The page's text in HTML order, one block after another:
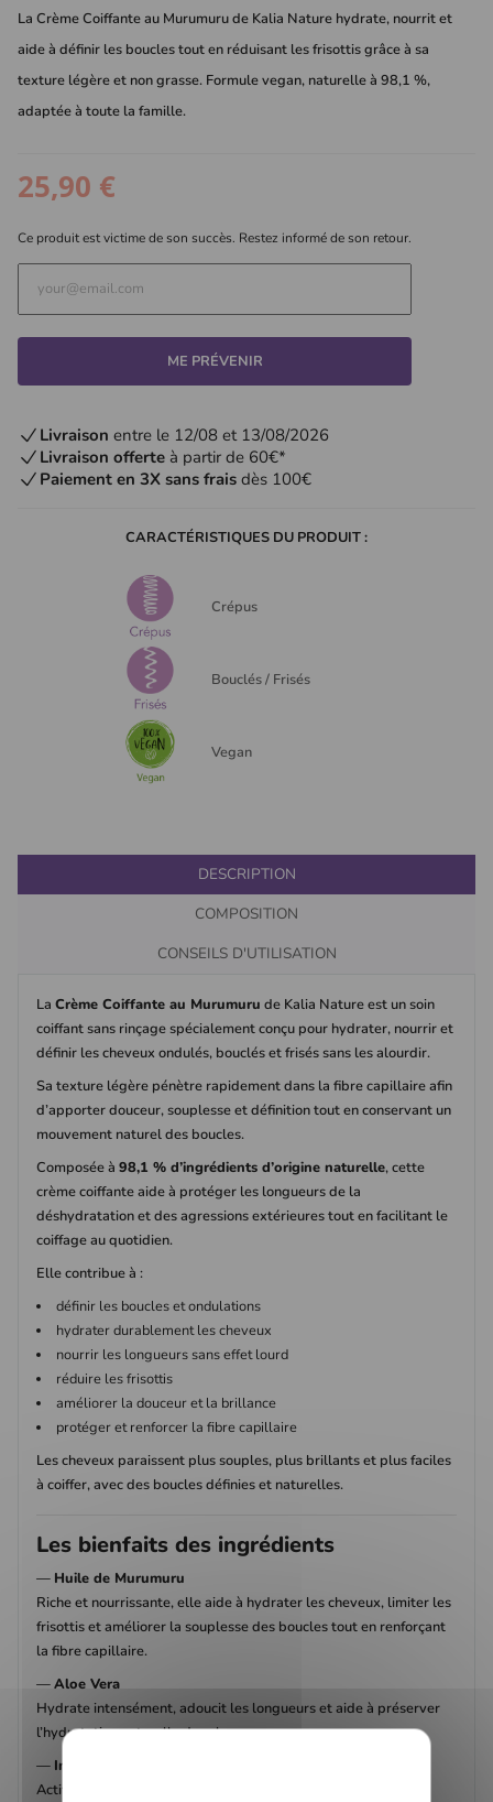
La Crème Coiffante au Murumuru de Kalia Nature hydrate, nourrit et
aide à définir les boucles tout en réduisant les frisottis grâce à sa
texture légère et non grasse. Formule vegan, naturelle à 98,1 %,
adaptée à toute la famille.
25,90 €
Ce produit est victime de son succès. Restez informé de son retour.
ME PRÉVENIR
Livraison entre le 12/08 et 13/08/2026
Livraison offerte à partir de 60€*
Paiement en 3X sans frais dès 100€
CARACTÉRISTIQUES DU PRODUIT :
Crépus
Bouclés / Frisés
Vegan
DESCRIPTION
COMPOSITION
CONSEILS D'UTILISATION
La Crème Coiffante au Murumuru de Kalia Nature est un soin
coiffant sans rinçage spécialement conçu pour hydrater, nourrir et
définir les cheveux ondulés, bouclés et frisés sans les alourdir.
Sa texture légère pénètre rapidement dans la fibre capillaire afin
d’apporter douceur, souplesse et définition tout en conservant un
mouvement naturel des boucles.
Composée à 98,1 % d’ingrédients d’origine naturelle, cette
crème coiffante aide à protéger les longueurs de la
déshydratation et des agressions extérieures tout en facilitant le
coiffage au quotidien.
Elle contribue à :
définir les boucles et ondulations
hydrater durablement les cheveux
nourrir les longueurs sans effet lourd
réduire les frisottis
améliorer la douceur et la brillance
protéger et renforcer la fibre capillaire
Les cheveux paraissent plus souples, plus brillants et plus faciles
à coiffer, avec des boucles définies et naturelles.
Les bienfaits des ingrédients
— Huile de Murumuru
Riche et nourrissante, elle aide à hydrater les cheveux, limiter les
frisottis et améliorer la souplesse des boucles tout en renforçant
la fibre capillaire.
—Aloe Vera
Hydrate intensément, adoucit les longueurs et aide à préserver
l’hydratation naturelle des cheveux.
— Inuline
Actif végétal hydratant qui aide à maintenir la douceur et la